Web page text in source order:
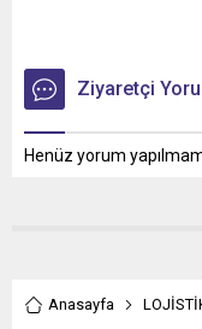
Ziyaretçi
Henüz yorum
Anasayfa